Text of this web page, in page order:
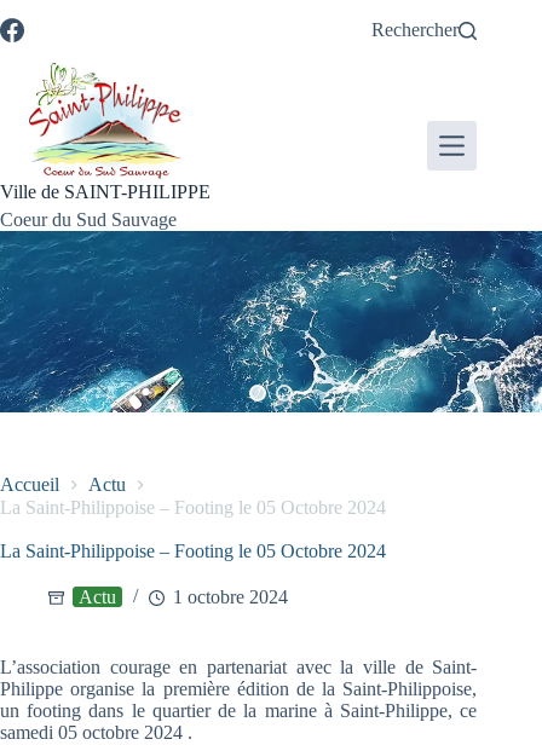
au
au
à
recherche
au
Rechercher
Ville de SAINT-PHILIPPE
Coeur du Sud Sauvage
Accueil
Actu
La Saint-Philippoise – Footing le 05 Octobre 2024
La Saint-Philippoise – Footing le 05 Octobre 2024
Actu 1 octobre 2024
L’association courage en partenariat avec la ville de Saint-
Philippe organise la première édition de la Saint-Philippoise,
un footing dans le quartier de la marine à Saint-Philippe, ce
samedi 05 octobre 2024 .